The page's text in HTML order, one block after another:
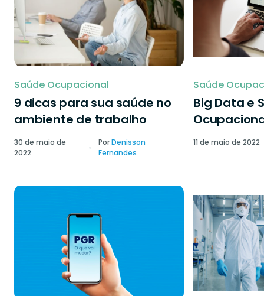
Saúde Ocupacional
9 dicas para sua saúde no
ambiente de trabalho
30 de maio de
2022
PorDenisson
Fernandes
Saúde
Big Data e
11 de maio de 2022